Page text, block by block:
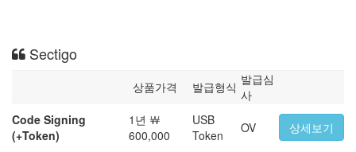
Sectigo
상품가격 발급형식 발급심
사
Code Signing
(+Token)
1년 ￦
600,000
USB
Token
OV 상세보기